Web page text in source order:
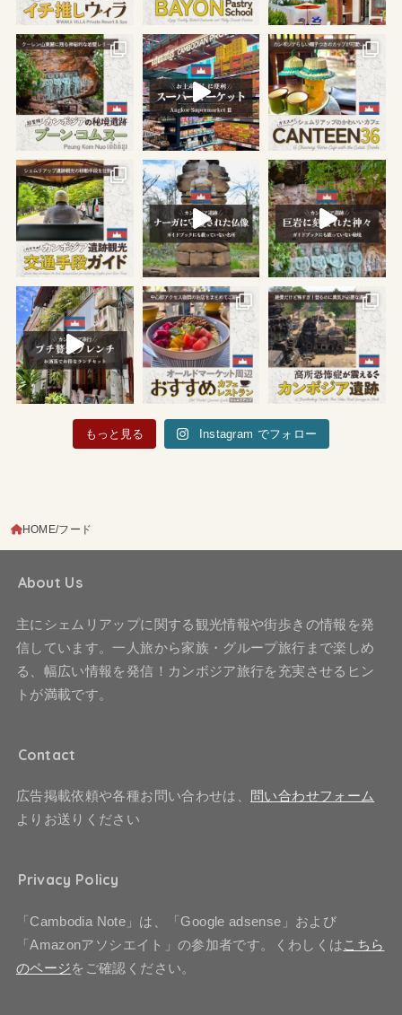
もっと見る Instagram でフォロー
HOME フード
About Us
主にシェムリアップに関する観光情報や街歩きの情報を発
信しています。一人旅から家族・グループ旅行まで楽しめ
る、幅広い情報を発信！カンボジア旅行を充実させるヒン
トが満載です。
Contact
広告掲載依頼や各種お問い合わせは、
問い合わせフォーム
よりお送りください
Privacy Policy
「Cambodia Note」は、「Google adsense」および
「Amazonアソシエイト」の参加者です。くわしくはこちら
のページをご確認ください。